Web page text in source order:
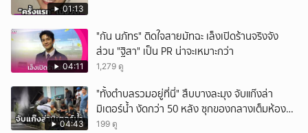
01:13
04:11
"กัน นภัทร" ติดใจสายมัทฉะ เล็งเปิดร้านจริงจัง
ส่วน "ฐิสา" เป็น PR น่าจะเหมาะกว่า
1,279 ดู
04:43
"ทั้งตำบลรวมอยู่ที่นี่" สืบบางละมุง จับแก๊งล่า
มิเตอร์น้ำ งัดกว่า 50 หลัง ซุกของกลางเต็มห้อง
สารภาพขายหาเงินซื้อยา จ.ชลบุรี
199 ดู